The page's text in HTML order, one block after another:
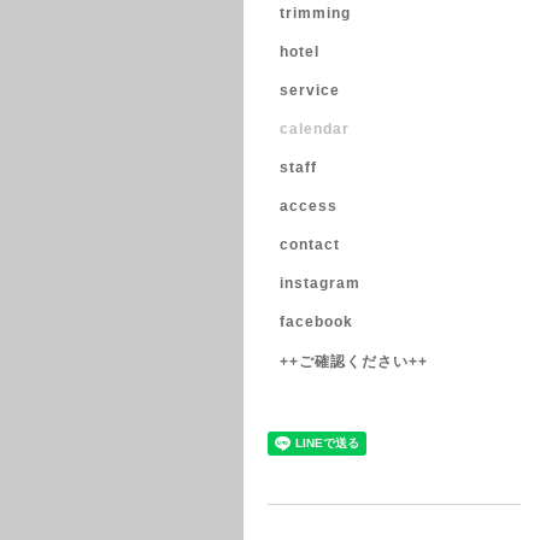
trimming
hotel
service
calendar
staff
access
contact
instagram
facebook
++ご確認ください++